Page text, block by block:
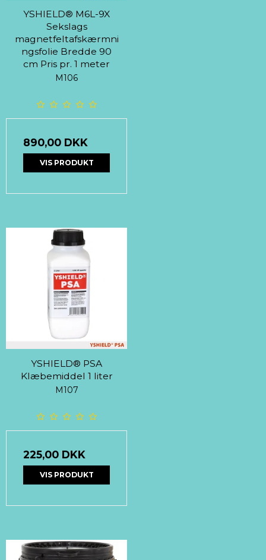
YSHIELD® M6L-9X
Sekslags
magnetfeltafskærmni
ngsfolie Bredde 90
cm Pris pr. 1 meter
M106
890,00 DKK
VIS PRODUKT
YSHIELD® PSA
Klæbemiddel 1 liter
M107
225,00 DKK
VIS PRODUKT